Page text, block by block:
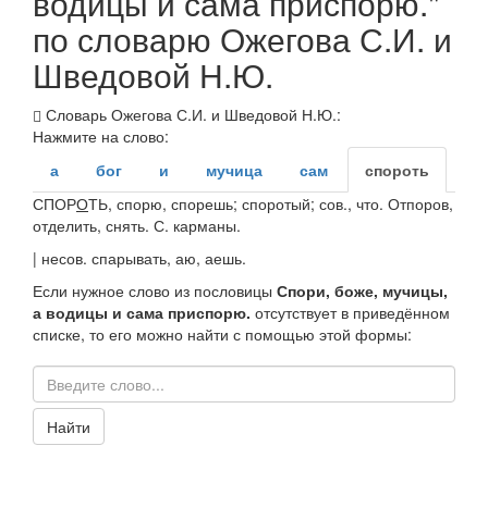
по словарю Ожегова С.И. и
Шведовой Н.Ю.
Словарь Ожегова С.И. и Шведовой Н.Ю.:
Нажмите на слово:
а
бог и мучица сам
спороть
СПОРОТЬ, спорю, спорешь; споротый; сов., что. Отпоров,
отделить, снять. С. карманы.
| несов. спарывать, аю, аешь.
Если нужное слово из пословицы Спори, боже, мучицы,
а водицы и сама приспорю. отсутствует в приведённом
списке, то его можно найти с помощью этой формы:
Найти